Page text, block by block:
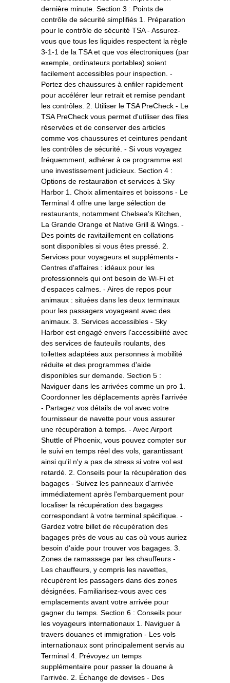
dernière minute. Section 3 : Points de
contrôle de sécurité simplifiés 1. Préparation
pour le contrôle de sécurité TSA - Assurez-
vous que tous les liquides respectent la règle
3-1-1 de la TSA et que vos électroniques (par
exemple, ordinateurs portables) soient
facilement accessibles pour inspection. -
Portez des chaussures à enfiler rapidement
pour accélérer leur retrait et remise pendant
les contrôles. 2. Utiliser le TSA PreCheck - Le
TSA PreCheck vous permet d'utiliser des files
réservées et de conserver des articles
comme vos chaussures et ceintures pendant
les contrôles de sécurité. - Si vous voyagez
fréquemment, adhérer à ce programme est
une investissement judicieux. Section 4 :
Options de restauration et services à Sky
Harbor 1. Choix alimentaires et boissons - Le
Terminal 4 offre une large sélection de
restaurants, notamment Chelsea’s Kitchen,
La Grande Orange et Native Grill & Wings. -
Des points de ravitaillement en collations
sont disponibles si vous êtes pressé. 2.
Services pour voyageurs et suppléments -
Centres d'affaires : idéaux pour les
professionnels qui ont besoin de Wi-Fi et
d'espaces calmes. - Aires de repos pour
animaux : situées dans les deux terminaux
pour les passagers voyageant avec des
animaux. 3. Services accessibles - Sky
Harbor est engagé envers l'accessibilité avec
des services de fauteuils roulants, des
toilettes adaptées aux personnes à mobilité
réduite et des programmes d'aide
disponibles sur demande. Section 5 :
Naviguer dans les arrivées comme un pro 1.
Coordonner les déplacements après l'arrivée
- Partagez vos détails de vol avec votre
fournisseur de navette pour vous assurer
une récupération à temps. - Avec Airport
Shuttle of Phoenix, vous pouvez compter sur
le suivi en temps réel des vols, garantissant
ainsi qu'il n'y a pas de stress si votre vol est
retardé. 2. Conseils pour la récupération des
bagages - Suivez les panneaux d'arrivée
immédiatement après l'embarquement pour
localiser la récupération des bagages
correspondant à votre terminal spécifique. -
Gardez votre billet de récupération des
bagages près de vous au cas où vous auriez
besoin d'aide pour trouver vos bagages. 3.
Zones de ramassage par les chauffeurs -
Les chauffeurs, y compris les navettes,
récupèrent les passagers dans des zones
désignées. Familiarisez-vous avec ces
emplacements avant votre arrivée pour
gagner du temps. Section 6 : Conseils pour
les voyageurs internationaux 1. Naviguer à
travers douanes et immigration - Les vols
internationaux sont principalement servis au
Terminal 4. Prévoyez un temps
supplémentaire pour passer la douane à
l'arrivée. 2. Échange de devises - Des